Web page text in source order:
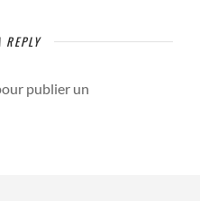
REPLY
publier un